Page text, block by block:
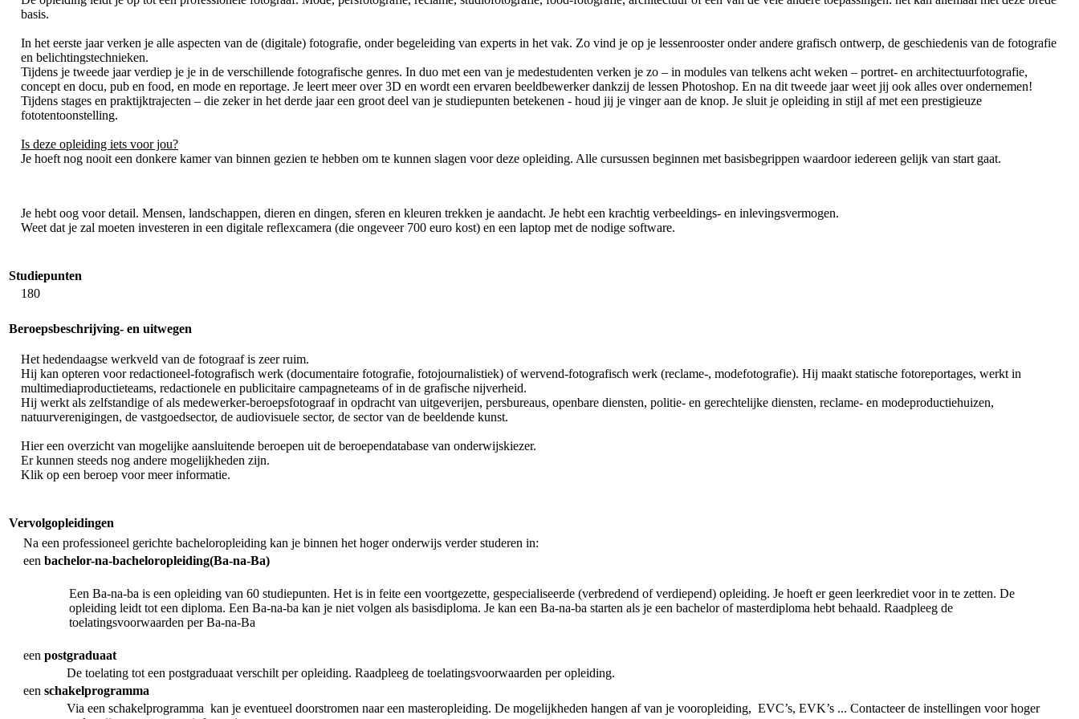
basis.
In het eerste jaar verken je alle aspecten van de (digitale) fotografie, onder begeleiding van experts in het vak. Zo vind je op je lessenrooster onder andere grafisch ontwerp, de geschiedenis van de fotografie
en belichtingstechnieken.
Tijdens je tweede jaar verdiep je je in de verschillende fotografische genres. In duo met een van je medestudenten verken je zo – in modules van telkens acht weken – portret- en architectuurfotografie,
concept en docu, pub en food, en mode en reportage. Je leert meer over 3D en wordt een ervaren beeldbewerker dankzij de lessen Photoshop. En na dit tweede jaar weet jij ook alles over ondernemen!
Tijdens stages en praktijktrajecten – die zeker in het derde jaar een groot deel van je studiepunten betekenen - houd jij je vinger aan de knop. Je sluit je opleiding in stijl af met een prestigieuze
fototentoonstelling.
Is deze opleiding iets voor jou?
Je hoeft nog nooit een donkere kamer van binnen gezien te hebben om te kunnen slagen voor deze opleiding. Alle cursussen beginnen met basisbegrippen waardoor iedereen gelijk van start gaat.
Je hebt oog voor detail. Mensen, landschappen, dieren en dingen, sferen en kleuren trekken je aandacht. Je hebt een krachtig verbeeldings- en inlevingsvermogen.
Weet dat je zal moeten investeren in een digitale reflexcamera (die ongeveer 700 euro kost) en een laptop met de nodige software.
Studiepunten
180
Beroepsbeschrijving- en uitwegen
Het hedendaagse werkveld van de fotograaf is zeer ruim.
Hij kan opteren voor redactioneel-fotografisch werk (documentaire fotografie, fotojournalistiek) of wervend-fotografisch werk (reclame-, modefotografie). Hij maakt statische fotoreportages, werkt in
multimediaproductieteams, redactionele en publicitaire campagneteams of in de grafische nijverheid.
Hij werkt als zelfstandige of als medewerker-beroepsfotograaf in opdracht van uitgeverijen, persbureaus, openbare diensten, politie- en gerechtelijke diensten, reclame- en modeproductiehuizen,
natuurverenigingen, de vastgoedsector, de audiovisuele sector, de sector van de beeldende kunst.
Hier een overzicht van mogelijke aansluitende beroepen uit de beroependatabase van onderwijskiezer.
Er kunnen steeds nog andere mogelijkheden zijn.
Klik op een beroep voor meer informatie.
Vervolgopleidingen
Na een professioneel gerichte bacheloropleiding kan je binnen het hoger onderwijs verder studeren in:
een bachelor-na-bacheloropleiding(Ba-na-Ba)
Een Ba-na-ba is een opleiding van 60 studiepunten. Het is in feite een voortgezette, gespecialiseerde (verbredend of verdiepend) opleiding. Je hoeft er geen leerkrediet voor in te zetten. De
opleiding leidt tot een diploma. Een Ba-na-ba kan je niet volgen als basisdiploma. Je kan een Ba-na-ba starten als je een bachelor of masterdiploma hebt behaald. Raadpleeg de
toelatingsvoorwaarden per Ba-na-Ba
een postgraduaat
De toelating tot een postgraduaat verschilt per opleiding. Raadpleeg de toelatingsvoorwaarden per opleiding.
een schakelprogramma
Via een schakelprogramma kan je eventueel doorstromen naar een masteropleiding. De mogelijkheden hangen af van je vooropleiding, EVC’s, EVK’s ... Contacteer de instellingen voor hoger